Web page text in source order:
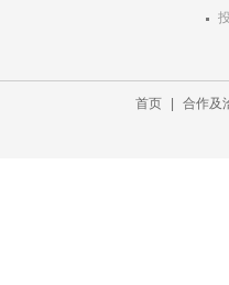
首页 合作及